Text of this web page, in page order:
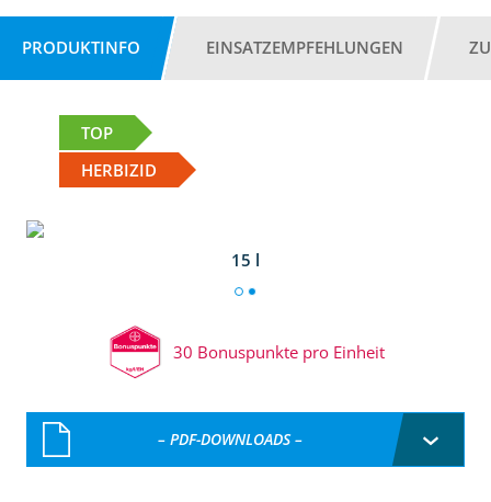
PRODUKTINFO EINSATZEMPFEHLUNGEN
TOP
HERBIZID
15 l
30 Bonuspunkte pro Einheit
– PDF-DOWNLOADS –